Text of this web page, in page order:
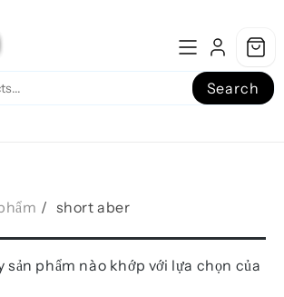
Search
short aber
phẩm nào khớp với lựa chọn của